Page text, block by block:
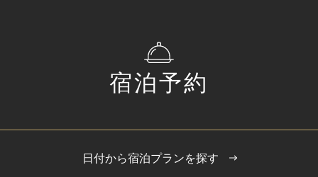
宿泊予約
日付から宿泊プランを探す